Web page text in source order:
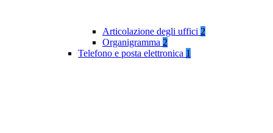
Articolazione degli uffici 2
Organigramma 2
Telefono e posta elettronica 1